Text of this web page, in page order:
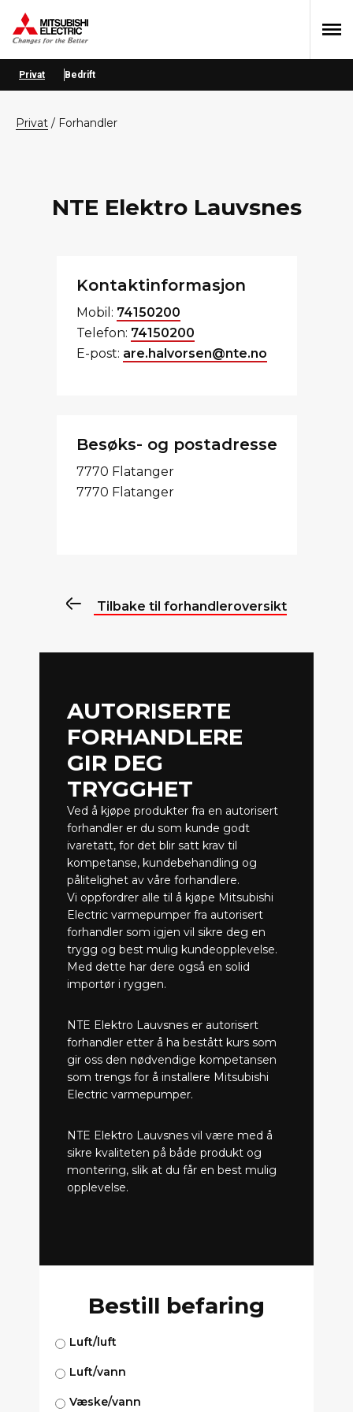
Hopp
menyen
Hopp
Hopp
Privat Bedrift
privat / Forhandler
NTE Elektro Lauvsnes
Kontaktinformasjon
Mobil: 74150200
Telefon: 74150200
E-post: are.halvorsen@nte.no
Besøks- og postadresse
7770 Flatanger
7770 Flatanger
Tilbake til forhandleroversikt
AUTORISERTE
FORHANDLERE
GIR DEG
TRYGGHET
Ved å kjøpe produkter fra en autorisert
forhandler er du som kunde godt
ivaretatt, for det blir satt krav til
kompetanse, kundebehandling og
pålitelighet av våre forhandlere.
Vi oppfordrer alle til å kjøpe Mitsubishi
Electric varmepumper fra autorisert
forhandler som igjen vil sikre deg en
trygg og best mulig kundeopplevelse.
Med dette har dere også en solid
importør i ryggen.
NTE Elektro Lauvsnes er autorisert
forhandler etter å ha bestått kurs som
gir oss den nødvendige kompetansen
som trengs for å installere Mitsubishi
Electric varmepumper.
NTE Elektro Lauvsnes vil være med å
sikre kvaliteten på både produkt og
montering, slik at du får en best mulig
opplevelse.
Bestill befaring
Luft/luft
Luft/vann
Væske/vann